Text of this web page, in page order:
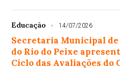
Educação 14/07/2026
Secretaria Municipal de
do Rio do Peixe
Ciclo das Avaliações do